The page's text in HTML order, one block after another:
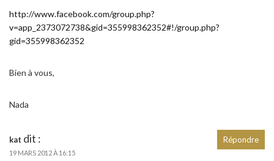
http://www.facebook.com/group.php?
v=app_2373072738&gid=355998362352#!/group.php?
gid=355998362352
Bien à vous,
Nada
kat dit :
19 MARS 2012 À 16:15
Répondre